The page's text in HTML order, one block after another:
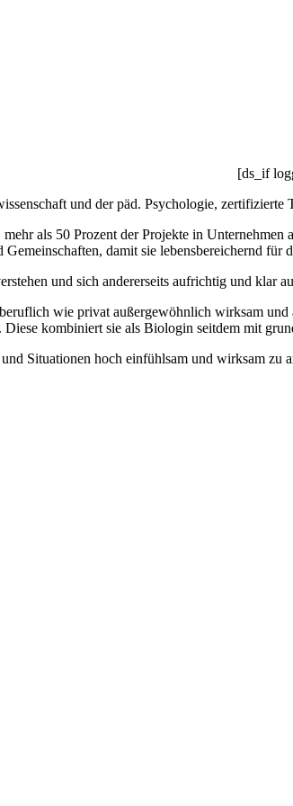
[ds_if
und der päd. Psychologie,
als 50 Prozent der Projekte in
damit sie lebensbereichernd für
und sich andererseits aufrichtig und
wie privat außergewöhnlich wirksam
kombiniert sie als Biologin seitdem mit
Situationen hoch einfühlsam und wirksam